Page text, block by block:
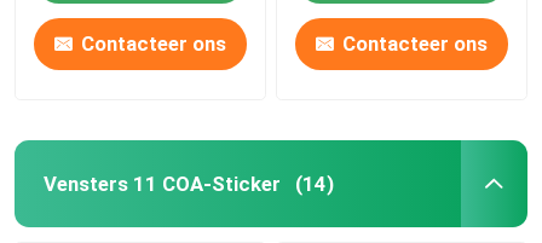
Contacteer ons Contacteer ons
Vensters 11 COA-Sticker (14)